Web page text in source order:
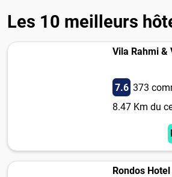
Les 10 meilleurs
Vila Rahmi &
7.6 373
8.47 Km du
Rondos Hotel